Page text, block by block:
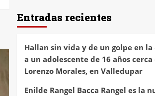
Entradas recientes
Hallan sin vida y de un golpe en la
a un adolescente de 16 años cerca
Lorenzo Morales, en Valledupar
Enilde Rangel Bacca Rangel es la